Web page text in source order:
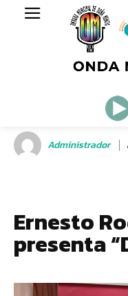
Administrador
Ernesto
presenta